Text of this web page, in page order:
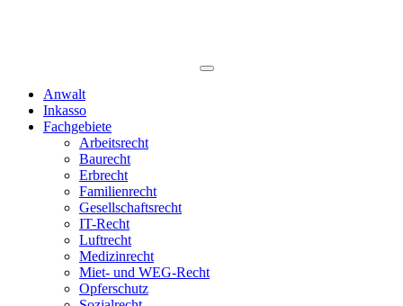
Anwalt
Inkasso
Fachgebiete
Arbeitsrecht
Baurecht
Erbrecht
Familienrecht
Gesellschaftsrecht
IT-Recht
Luftrecht
Medizinrecht
Miet- und WEG-Recht
Opferschutz